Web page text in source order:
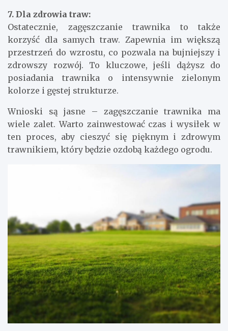
7. Dla zdrowia traw:
Ostatecznie, zagęszczanie trawnika to także
korzyść dla samych traw. Zapewnia im większą
przestrzeń do wzrostu, co pozwala na bujniejszy i
zdrowszy rozwój. To kluczowe, jeśli dążysz do
posiadania trawnika o intensywnie zielonym
kolorze i gęstej strukturze.
Wnioski są jasne – zagęszczanie trawnika ma
wiele zalet. Warto zainwestować czas i wysiłek w
ten proces, aby cieszyć się pięknym i zdrowym
trawnikiem, który będzie ozdobą każdego ogrodu.